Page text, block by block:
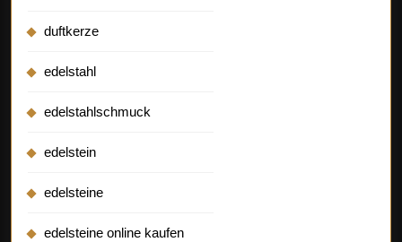
duftkerze
edelstahl
edelstahlschmuck
edelstein
edelsteine
edelsteine online kaufen